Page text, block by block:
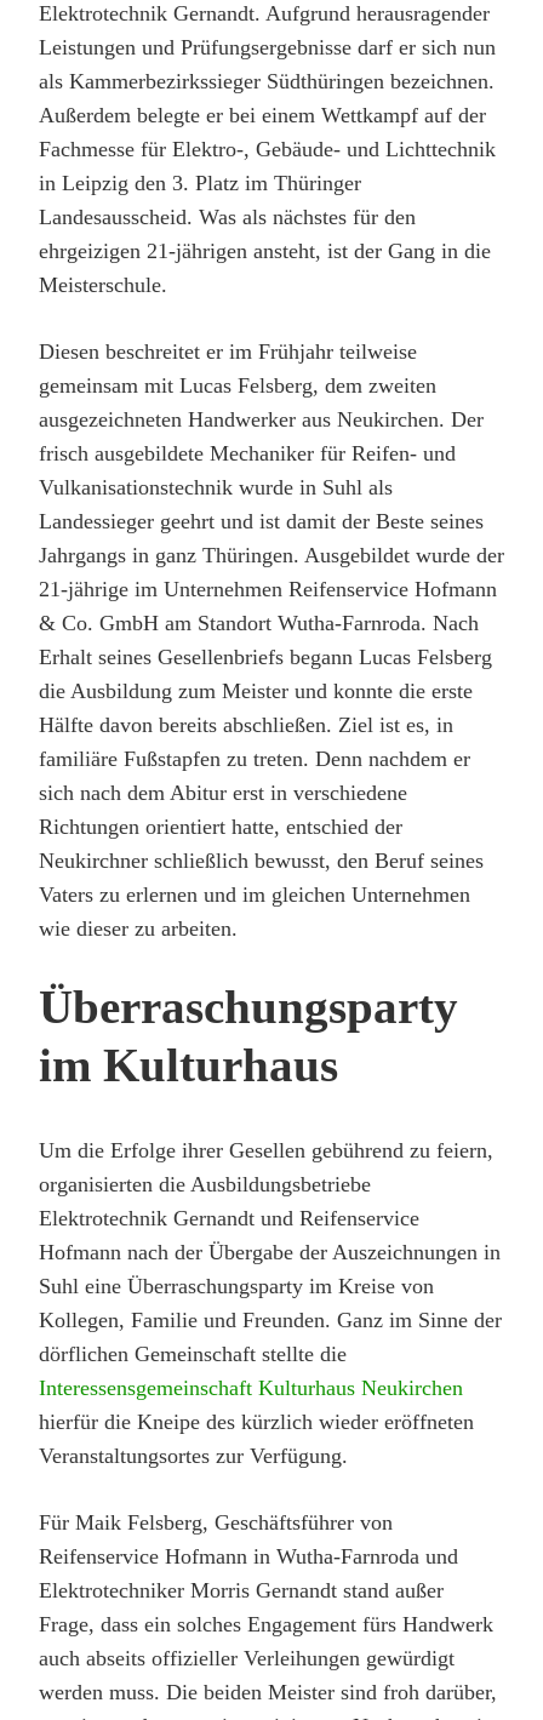
Elektrotechnik Gernandt. Aufgrund herausragender
Leistungen und Prüfungsergebnisse darf er sich nun
als Kammerbezirkssieger Südthüringen bezeichnen.
Außerdem belegte er bei einem Wettkampf auf der
Fachmesse für Elektro-, Gebäude- und Lichttechnik
in Leipzig den 3. Platz im Thüringer
Landesausscheid. Was als nächstes für den
ehrgeizigen 21-jährigen ansteht, ist der Gang in die
Meisterschule.
Diesen beschreitet er im Frühjahr teilweise
gemeinsam mit Lucas Felsberg, dem zweiten
ausgezeichneten Handwerker aus Neukirchen. Der
frisch ausgebildete Mechaniker für Reifen- und
Vulkanisationstechnik wurde in Suhl als
Landessieger geehrt und ist damit der Beste seines
Jahrgangs in ganz Thüringen. Ausgebildet wurde der
21-jährige im Unternehmen Reifenservice Hofmann
& Co. GmbH am Standort Wutha-Farnroda. Nach
Erhalt seines Gesellenbriefs begann Lucas Felsberg
die Ausbildung zum Meister und konnte die erste
Hälfte davon bereits abschließen. Ziel ist es, in
familiäre Fußstapfen zu treten. Denn nachdem er
sich nach dem Abitur erst in verschiedene
Richtungen orientiert hatte, entschied der
Neukirchner schließlich bewusst, den Beruf seines
Vaters zu erlernen und im gleichen Unternehmen
wie dieser zu arbeiten.
Überraschungsparty
im Kulturhaus
Um die Erfolge ihrer Gesellen gebührend zu feiern,
organisierten die Ausbildungsbetriebe
Elektrotechnik Gernandt und Reifenservice
Hofmann nach der Übergabe der Auszeichnungen in
Suhl eine Überraschungsparty im Kreise von
Kollegen, Familie und Freunden. Ganz im Sinne der
dörflichen Gemeinschaft stellte die
Interessensgemeinschaft Kulturhaus Neukirchen
hierfür die Kneipe des kürzlich wieder eröffneten
Veranstaltungsortes zur Verfügung.
Für Maik Felsberg, Geschäftsführer von
Reifenservice Hofmann in Wutha-Farnroda und
Elektrotechniker Morris Gernandt stand außer
Frage, dass ein solches Engagement fürs Handwerk
auch abseits offizieller Verleihungen gewürdigt
werden muss. Die beiden Meister sind froh darüber,